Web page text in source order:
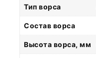
Тип ворса
Состав ворса
Высота ворса, мм